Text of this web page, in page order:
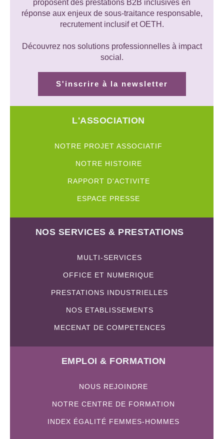
proposent des prestations B2B inclusives en
réponse aux enjeux de sous-traitance responsable,
recrutement inclusif et OETH.
Découvrez nos solutions professionnelles à impact
social.
S'inscrire à la newsletter
L'ASSOCIATION
NOTRE PROJET ASSOCIATIF
NOTRE HISTOIRE
RAPPORT D'ACTIVITE
ESPACE PRESSE
NOS SERVICES & PRESTATIONS
MULTI-SERVICES
OFFICE ET NUMERIQUE
PRESTATIONS INDUSTRIELLES
NOS ETABLISSEMENTS
MECENAT DE COMPETENCES
EMPLOI & FORMATION
NOUS REJOINDRE
NOTRE CENTRE DE FORMATION
INDEX ÉGALITÉ FEMMES-HOMMES